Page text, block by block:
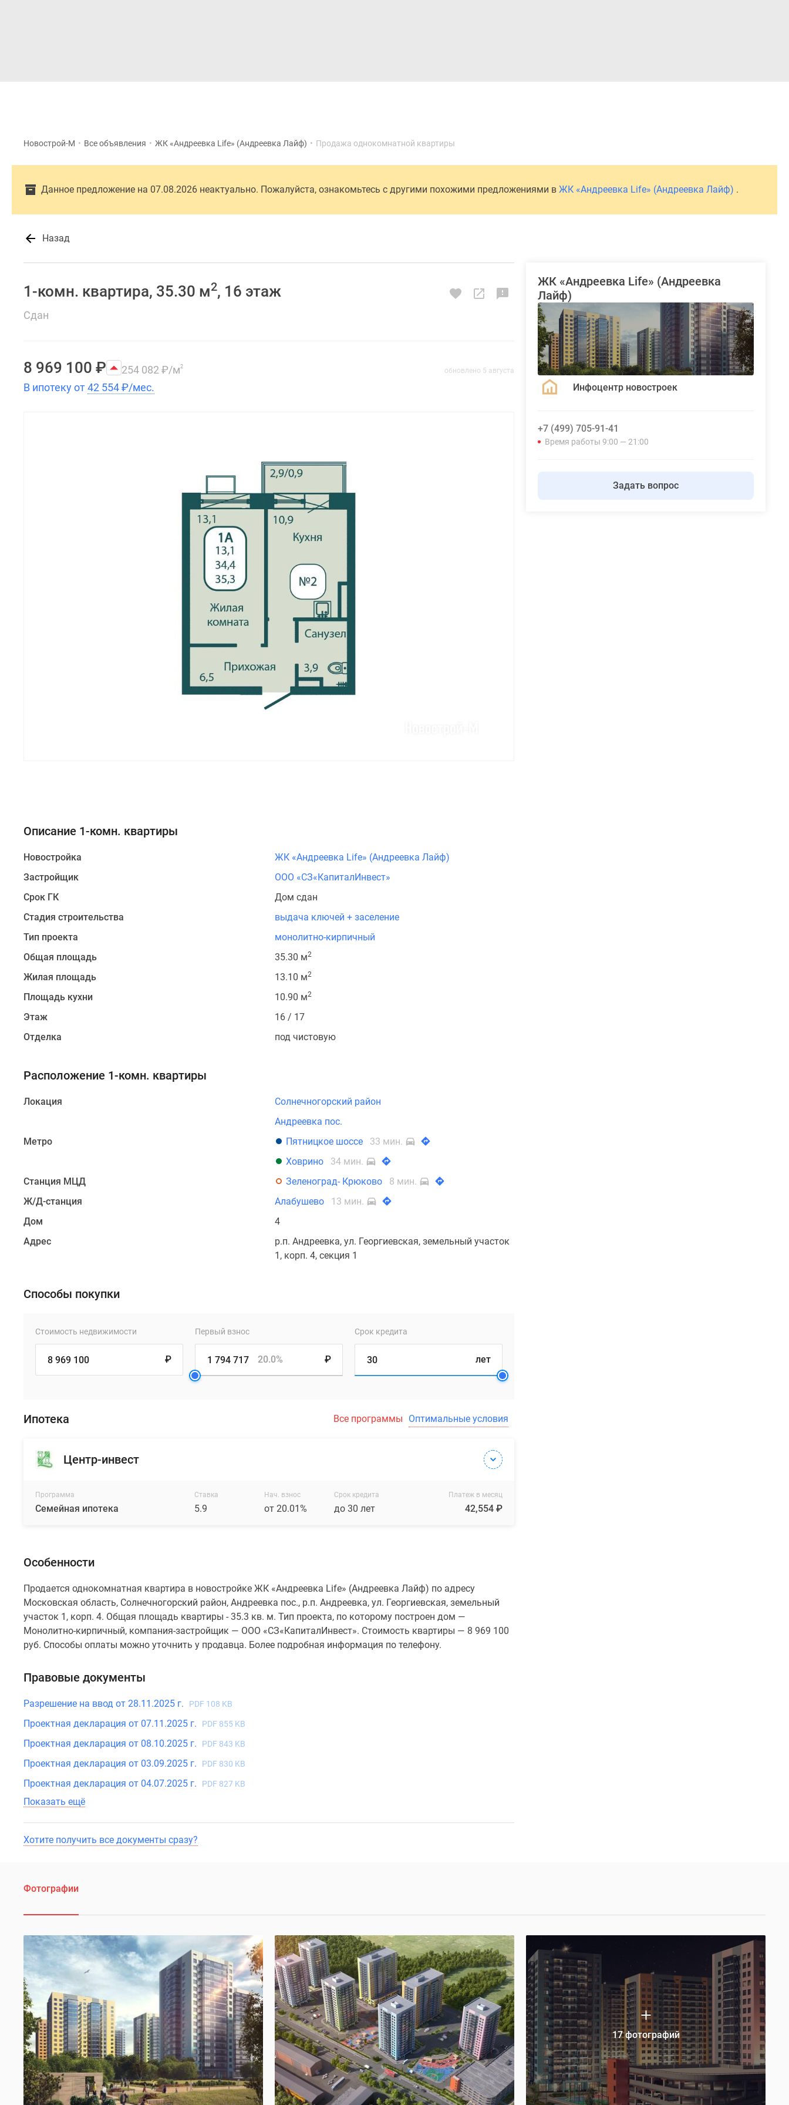
Новострой-М • Все объявления • ЖК «Андреевка Life» (Андреевка Лайф) • Продажа однокомнатной квартиры
Данное предложение на 07.08.2026 неактуально. Пожалуйста, ознакомьтесь с другими похожими предложениями в ЖК «Андреевка Life» (Андреевка Лайф) .
Назад
1-комн. квартира, 35.30 м2, 16 этаж
Сдан
8 969 100 ₽ 254 082 ₽/м2
В ипотеку от42 554₽/мес.
обновлено 5 августа
Описание 1-комн. квартиры
Новостройка
ЖК «Андреевка Life» (Андреевка Лайф)
Застройщик
ООО «СЗ«КапиталИнвест»
Срок ГК
Дом сдан
Стадия строительства
выдача ключей + заселение
Тип проекта
монолитно-кирпичный
Общая площадь
35.30 м2
Жилая площадь 13.10 м2
Площадь кухни 10.90 м2
Этаж
16 / 17
Отделка
под чистовую
Расположение 1-комн. квартиры
Локация
Солнечногорский район
Андреевка пос.
Метро
Пятницкое шоссе
33 мин.
Ховрино
34 мин.
Станция МЦД
Зеленоград- Крюково
8 мин.
Ж/Д-станция
Алабушево
13 мин.
Дом
4
Адрес
р.п. Андреевка, ул. Георгиевская, земельный участок
1, корп. 4, секция 1
Способы покупки
Стоимость недвижимости
₽
Первый взнос
₽
20.0%
Срок кредита
лет
Ипотека Все программы Оптимальные условия
Центр-инвест
Программа
Семейная ипотека
Ставка
5.9
Нач. взнос
от 20.01%
Срок кредита
до 30 лет
Платеж в месяц
42,554 ₽
Особенности
Продается однокомнатная квартира в новостройке ЖК «Андреевка Life» (Андреевка Лайф) по адресу
Московская область, Солнечногорский район, Андреевка пос., р.п. Андреевка, ул. Георгиевская, земельный
участок 1, корп. 4. Общая площадь квартиры - 35.3 кв. м. Тип проекта, по которому построен дом —
Монолитно-кирпичный, компания-застройщик — ООО «СЗ«КапиталИнвест». Стоимость квартиры — 8 969 100
руб. Способы оплаты можно уточнить у продавца. Более подробная информация по телефону.
Правовые документы
Разрешение на ввод от 28.11.2025 г. PDF 108 KB
Проектная декларация от 07.11.2025 г. PDF 855 KB
Проектная декларация от 08.10.2025 г. PDF 843 KB
Проектная декларация от 03.09.2025 г. PDF 830 KB
Проектная декларация от 04.07.2025 г. PDF 827 KB
Показать ещё
Хотите получить все документы сразу?
ЖК «Андреевка Life» (Андреевка
Лайф)
Инфоцентр новостроек
+7 (499) 705-91-41
Время работы 9:00 — 21:00
Задать вопрос
Фотографии
17 фотографий